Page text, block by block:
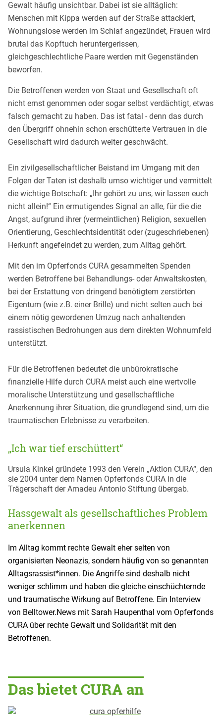
Gewalt häufig unsichtbar. Dabei ist sie alltäglich:
Menschen mit Kippa werden auf der Straße attackiert,
Wohnungslose werden im Schlaf angezündet, Frauen wird
brutal das Kopftuch heruntergerissen,
gleichgeschlechtliche Paare werden mit Gegenständen
beworfen.
Die Betroffenen werden von Staat und Gesellschaft oft
nicht ernst genommen oder sogar selbst verdächtigt, etwas
falsch gemacht zu haben. Das ist fatal - denn das durch
den Übergriff ohnehin schon erschütterte Vertrauen in die
Gesellschaft wird dadurch weiter geschwächt.
Ein zivilgesellschaftlicher Beistand im Umgang mit den
Folgen der Taten ist deshalb umso wichtiger und vermittelt
die wichtige Botschaft: „Ihr gehört zu uns, wir lassen euch
nicht allein!“ Ein ermutigendes Signal an alle, für die die
Angst, aufgrund ihrer (vermeintlichen) Religion, sexuellen
Orientierung, Geschlechtsidentität oder (zugeschriebenen)
Herkunft angefeindet zu werden, zum Alltag gehört.
Mit den im Opferfonds CURA gesammelten Spenden
werden Betroffene bei Behandlungs- oder Anwaltskosten,
bei der Erstattung von dringend benötigtem zerstörten
Eigentum (wie z.B. einer Brille) und nicht selten auch bei
einem nötig gewordenen Umzug nach anhaltenden
rassistischen Bedrohungen aus dem direkten Wohnumfeld
unterstützt.
Für die Betroffenen bedeutet die unbürokratische
finanzielle Hilfe durch CURA meist auch eine wertvolle
moralische Unterstützung und gesellschaftliche
Anerkennung ihrer Situation, die grundlegend sind, um die
traumatischen Erlebnisse zu verarbeiten.
„Ich war tief erschüttert“
Ursula Kinkel gründete 1993 den Verein „Aktion CURA“, den
sie 2004 unter dem Namen Opferfonds CURA in die
Trägerschaft der Amadeu Antonio Stiftung übergab.
Hassgewalt als gesellschaftliches Problem
anerkennen
Im Alltag kommt rechte Gewalt eher selten von
organisierten Neonazis, sondern häufig von so genannten
Alltagsrassist*innen. Die Angriffe sind deshalb nicht
weniger schlimm und haben die gleiche einschüchternde
und traumatische Wirkung auf Betroffene. Ein Interview
von Belltower.News mit Sarah Haupenthal vom Opferfonds
CURA über rechte Gewalt und Solidarität mit den
Betroffenen.
Das bietet CURA an